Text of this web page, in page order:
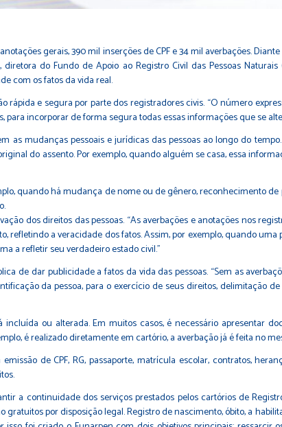
gerais, 390 mil inserções de CPF e 34 mil averbações.
do Fundo de Apoio ao Registro Civil das Pessoas
com os fatos da vida real.
e segura por parte dos registradores civis. “O número
incorporar de forma segura todas essas informações que se
mudanças pessoais e jurídicas das pessoas ao longo do
do assento. Por exemplo, quando alguém se casa, essa
quando há mudança de nome ou de gênero, reconhecimento
dos direitos das pessoas. “As averbações e anotações nos
a veracidade dos fatos. Assim, por exemplo, quando
a refletir seu verdadeiro estado civil.”
de dar publicidade a fatos da vida das pessoas. “Sem as
da pessoa, para o exercício de seus direitos, delimitação
ou alterada. Em muitos casos, é necessário apresentar
é realizado diretamente em cartório, a averbação já é feita no
de CPF, RG, passaporte, matrícula escolar, contratos,
a continuidade dos serviços prestados pelos cartórios de
por disposição legal. Registro de nascimento, óbito, a